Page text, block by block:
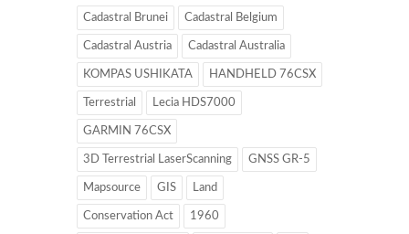
Cadastral Brunei Cadastral Belgium
Cadastral Austria Cadastral Australia
KOMPAS USHIKATA HANDHELD 76CSX
Terrestrial Lecia HDS7000
GARMIN 76CSX
3D Terrestrial LaserScanning GNSS GR-5
Mapsource GIS Land
Conservation Act 1960